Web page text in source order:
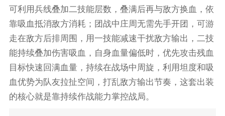
可利用兵线叠加二技能层数，叠满后再与敌方换血，依
靠吸血抵消敌方消耗；团战中庄周无需先手开团，可游
走在敌方后排周围，用一技能减速干扰敌方输出，二技
能持续叠加伤害吸血，自身血量偏低时，优先攻击残血
目标快速回满血量，持续在战场中周旋，利用坦度和吸
血优势为队友拉扯空间，打乱敌方输出节奏，这套出装
的核心就是靠持续作战能力掌控战局。